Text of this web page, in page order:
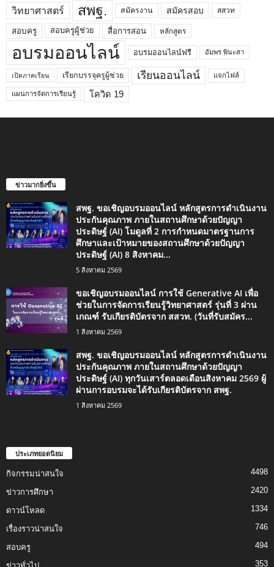
วิทยาศาสตร์ สพฐ. สมัครงาน สมัครสอบ สสวท
สอบครู สอบครูผู้ช่วย สื่อการสอน หลักสูตร
อบรมออนไลน์ อบรมออนไลน์ฟรี อัมพร พินะสา
เปิดภาคเรียน เรียกบรรจุครูผู้ช่วย เรียนออนไลน์ แจกไฟล์
แผนการจัดการเรียนรู้ โควิด 19
ข่าวมากยิ่งขึ้น
สพฐ. ขอเชิญอบรมออนไลน์ หลักสูตรการดำเนินงาน
ประกันคุณภาพ ภายในสถานศึกษาด้วยปัญญา
ประดิษฐ์ (AI) โมดูลที่ 2 การกำหนดมาตรฐานการ
ศึกษาและเป้าหมายของสถานศึกษาด้วยปัญญา
ประดิษฐ์ (AI) 8 สิงหาคม...
5 สิงหาคม 2569
ขอเชิญอบรมออนไลน์ การใช้ Generative AI เพื่อ
ช่วยในการจัดการเรียนรู้วิทยาศาสตร์ รุ่นที่ 3 ผ่าน
เกณฑ์ รับเกียรติบัตรจาก สสวท. (วันที่รับสมัคร...
1 สิงหาคม 2569
สพฐ. ขอเชิญอบรมออนไลน์ หลักสูตรการดำเนินงาน
ประกันคุณภาพ ภายในสถานศึกษาด้วยปัญญา
ประดิษฐ์ (AI) ทุกวันเสาร์ตลอดเดือนสิงหาคม 2569 ผู้
ผ่านการอบรมจะได้รับเกียรติบัตรจาก สพฐ.
1 สิงหาคม 2569
ประเภทยอดนิยม
กิจกรรมน่าสนใจ 4498
ข่าวการศึกษา 2420
ดาวน์โหลด 1334
เรื่องราวน่าสนใจ 746
สอบครู 494
ข่าวทั่วไป 353